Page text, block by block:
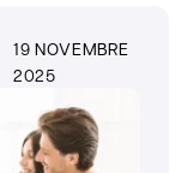
19 NOVEMBRE
2025